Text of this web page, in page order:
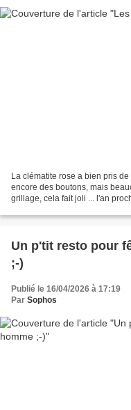
La clématite rose a bien pris
encore des boutons, mais
grillage, cela fait joli ... l'an
Un p'tit resto pour
;-)
Publié le 16/04/2026 à 17:19
Par Sophos